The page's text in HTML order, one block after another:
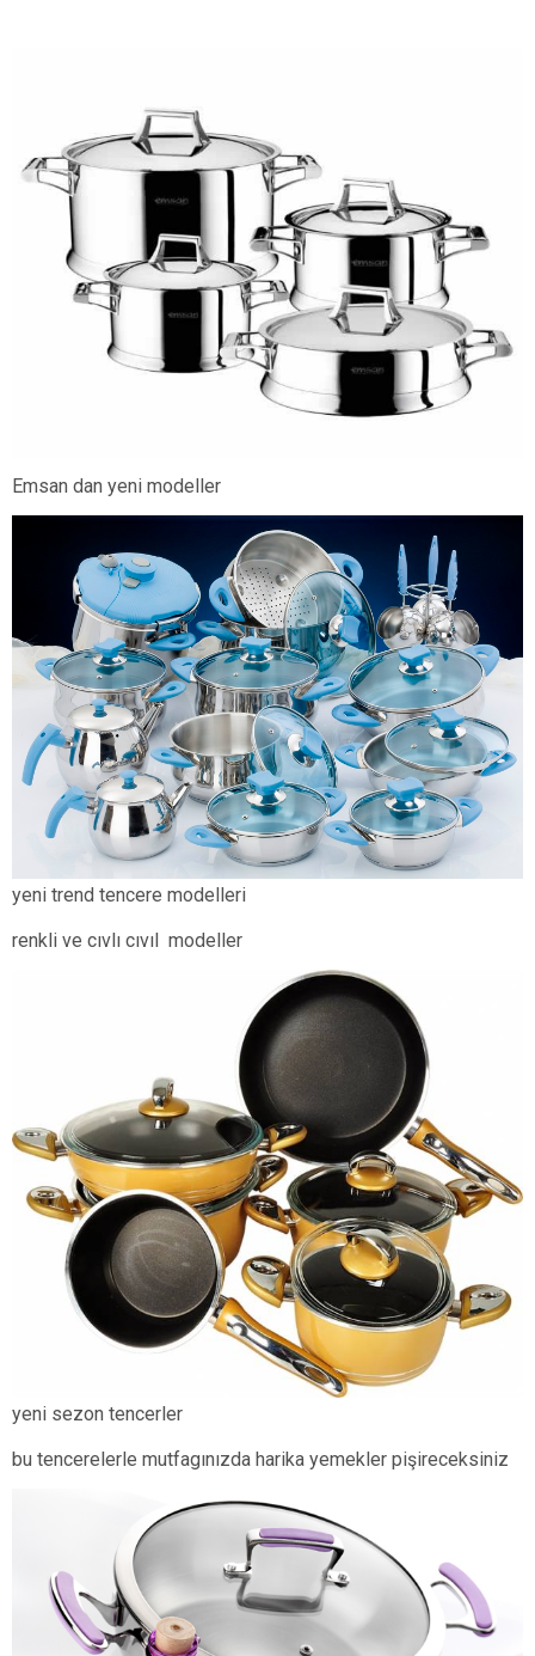
Emsan dan yeni modeller
yeni trend tencere modelleri
renkli ve cıvlı cıvıl modeller
yeni sezon tencerler
bu tencerelerle mutfagınızda harika yemekler pişireceksiniz